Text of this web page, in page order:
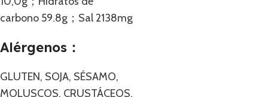
carbono 59.8g；Sal 2138mg
Alérgenos：
GLUTEN, SOJA, SÉSAMO,
MOLUSCOS, CRUSTÁCEOS,